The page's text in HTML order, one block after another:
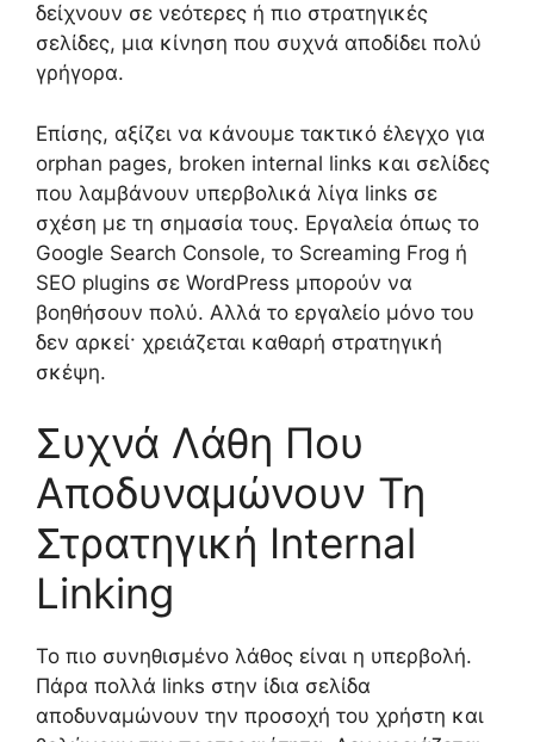
δείχνουν σε νεότερες ή πιο στρατηγικές
σελίδες, μια κίνηση που συχνά αποδίδει πολύ
γρήγορα.
Επίσης, αξίζει να κάνουμε τακτικό έλεγχο για
orphan pages, broken internal links και σελίδες
που λαμβάνουν υπερβολικά λίγα links σε
σχέση με τη σημασία τους. Εργαλεία όπως το
Google Search Console, το Screaming Frog ή
SEO plugins σε WordPress μπορούν να
βοηθήσουν πολύ. Αλλά το εργαλείο μόνο του
δεν αρκεί· χρειάζεται καθαρή στρατηγική
σκέψη.
Συχνά Λάθη Που
Αποδυναμώνουν Τη
Στρατηγική Internal
Linking
Το πιο συνηθισμένο λάθος είναι η υπερβολή.
Πάρα πολλά links στην ίδια σελίδα
αποδυναμώνουν την προσοχή του χρήστη και